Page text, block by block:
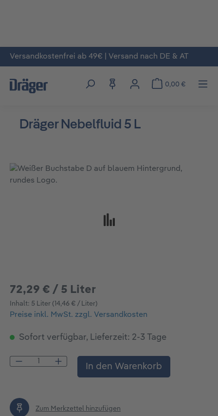
Zum Hauptinhalt springen
Versandkostenfrei ab 49€ | Versand nach DE & AT
0,00 €
Dräger Nebelfluid 5 L
Bildergalerie überspringen
72,29 € / 5 Liter
Inhalt: 5 Liter (14,46 € / Liter)
Preise inkl. MwSt. zzgl. Versandkosten
Sofort verfügbar, Lieferzeit: 2-3 Tage
Produkt Anzahl: Gib den gewünschten
In den Warenkorb
Zum Merkzettel hinzufügen